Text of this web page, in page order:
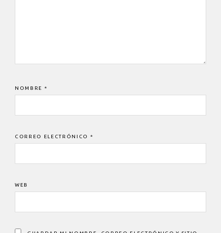
NOMBRE *
CORREO ELECTRÓNICO *
WEB